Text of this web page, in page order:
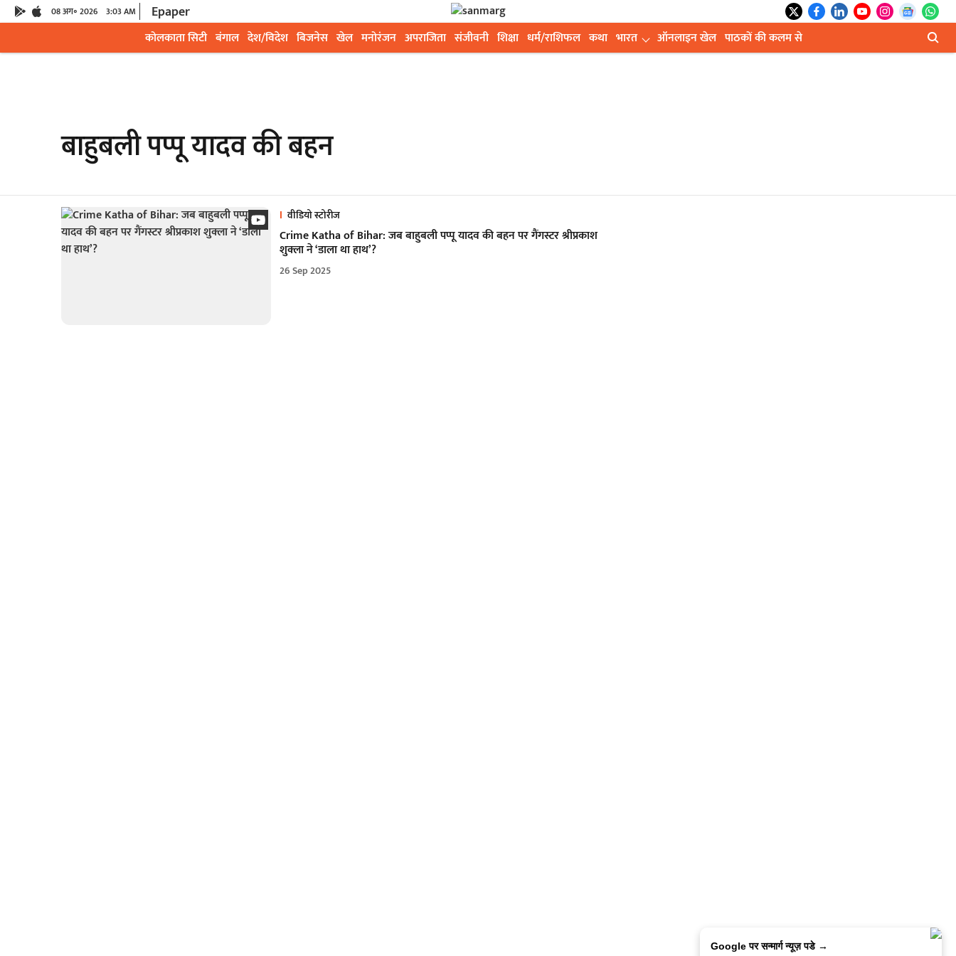
08 अग॰ 2026 3:03 AM Epaper
कोलकाता सिटी बंगाल देश/विदेश बिजनेस खेल मनोरंजन अपराजिता संजीवनी शिक्षा धर्म/राशिफल कथा भारत ऑनलाइन खेल पाठकों की कलम से
बाहुबली पप्पू यादव की बहन
वीडियो स्टोरीज
Crime Katha of Bihar: जब बाहुबली पप्पू यादव की बहन पर गैंगस्टर श्रीप्रकाश
शुक्ला ने ‘डाला था हाथ’?
26 Sep 2025
Google पर सन्मार्ग न्यूज़ पडे →